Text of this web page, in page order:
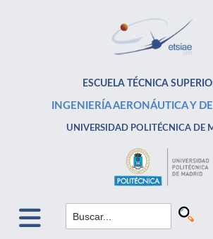
ESCUELA TÉCNICA
INGENIERÍA AERONÁUTICA Y
UNIVERSIDAD POLITÉCNICA DE